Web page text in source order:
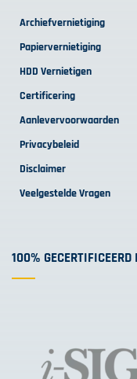
Archiefvernietiging
Papiervernietiging
HDD Vernietigen
Certificering
Aanlevervoorwaarden
Privacybeleid
Disclaimer
Veelgestelde Vragen
100%